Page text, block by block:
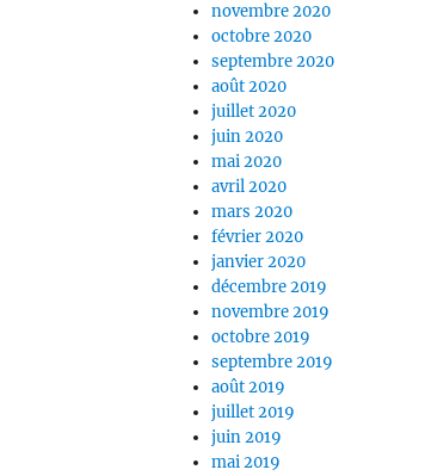
novembre 2020
octobre 2020
septembre 2020
août 2020
juillet 2020
juin 2020
mai 2020
avril 2020
mars 2020
février 2020
janvier 2020
décembre 2019
novembre 2019
octobre 2019
septembre 2019
août 2019
juillet 2019
juin 2019
mai 2019